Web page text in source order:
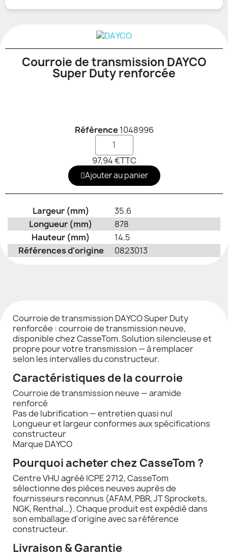
Courroie de transmission DAYCO
Super Duty renforcée
Référence 1048996
97,94 €TTC
Ajouter au panier
Largeur (mm)
35.6
Longueur (mm)
878
Hauteur (mm)
14.5
Références d'origine
0823013
Courroie de transmission DAYCO Super Duty
renforcée : courroie de transmission neuve,
disponible chez CasseTom. Solution silencieuse et
propre pour votre transmission — à remplacer
selon les intervalles du constructeur.
Caractéristiques de la courroie
Courroie de transmission neuve — aramide
renforcé
Pas de lubrification — entretien quasi nul
Longueur et largeur conformes aux spécifications
constructeur
Marque DAYCO
Pourquoi acheter chez CasseTom ?
Centre VHU agréé ICPE 2712, CasseTom
sélectionne des pièces neuves auprès de
fournisseurs reconnus (AFAM, PBR, JT Sprockets,
NGK, Renthal…). Chaque produit est expédié dans
son emballage d'origine avec sa référence
constructeur.
Livraison & Garantie